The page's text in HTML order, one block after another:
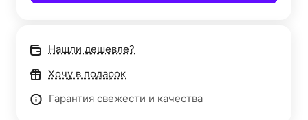
Нашли дешевле?
Хочу в подарок
Гарантия свежести и качества